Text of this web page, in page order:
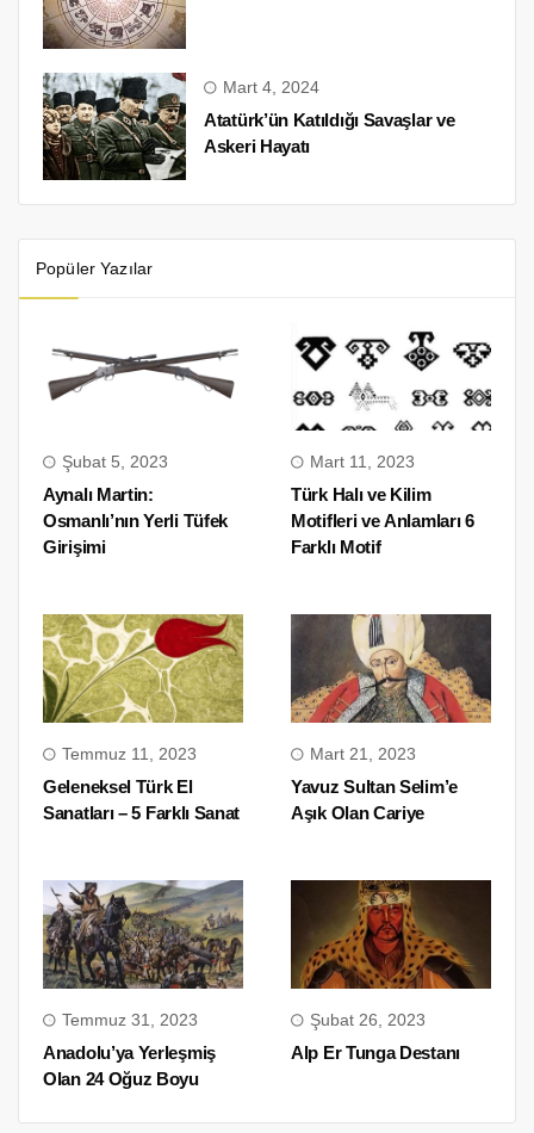
Mart 4, 2024
Atatürk’ün Katıldığı Savaşlar ve
Askeri Hayatı
Popüler Yazılar
Şubat 5, 2023
Aynalı Martin:
Osmanlı’nın Yerli Tüfek
Girişimi
Mart 11, 2023
Türk Halı ve Kilim
Motifleri ve Anlamları 6
Farklı Motif
Temmuz 11, 2023
Geleneksel Türk El
Sanatları – 5 Farklı Sanat
Mart 21, 2023
Yavuz Sultan Selim’e
Aşık Olan Cariye
Temmuz 31, 2023
Anadolu’ya Yerleşmiş
Olan 24 Oğuz Boyu
Şubat 26, 2023
Alp Er Tunga Destanı